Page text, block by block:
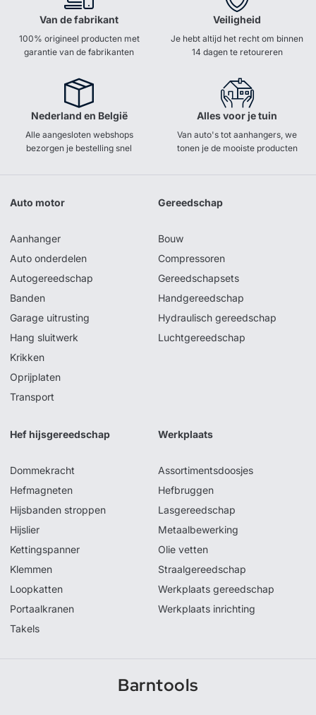
Van de fabrikant
100% origineel producten met
garantie van de fabrikanten
Veiligheid
Je hebt altijd het recht om binnen
14 dagen te retoureren
Nederland en België
Alle aangesloten webshops
bezorgen je bestelling snel
Alles voor je tuin
Van auto's tot aanhangers, we
tonen je de mooiste producten
Auto motor
Aanhanger
Auto onderdelen
Autogereedschap
Banden
Garage uitrusting
Hang sluitwerk
Krikken
Oprijplaten
Transport
Gereedschap
Bouw
Compressoren
Gereedschapsets
Handgereedschap
Hydraulisch gereedschap
Luchtgereedschap
Hef hijsgereedschap
Dommekracht
Hefmagneten
Hijsbanden stroppen
Hijslier
Kettingspanner
Klemmen
Loopkatten
Portaalkranen
Takels
Werkplaats
Assortimentsdoosjes
Hefbruggen
Lasgereedschap
Metaalbewerking
Olie vetten
Straalgereedschap
Werkplaats gereedschap
Werkplaats inrichting
Barntools